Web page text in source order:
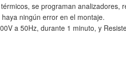
se programan analizadores,
ningún error en el montaje.
a 50Hz, durante 1 minuto, y